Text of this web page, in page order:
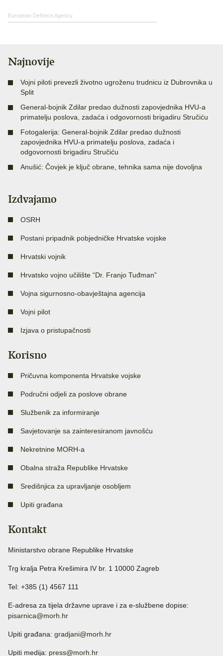
European Defence Agency
Najnovije
Vojni piloti prevezli životno ugroženu trudnicu iz Dubrovnika u
Split
General-bojnik Zdilar predao dužnosti zapovjednika HVU-a
primatelju poslova, zadaća i odgovornosti brigadiru Stručiću
Fotogalerija: General-bojnik Zdilar predao dužnosti
zapovjednika HVU-a primatelju poslova, zadaća i
odgovornosti brigadiru Stručiću
Anušić: Čovjek je ključ obrane, tehnika sama nije dovoljna
Izdvajamo
OSRH
Postani pripadnik pobjedničke Hrvatske vojske
Hrvatski vojnik
Hrvatsko vojno učilište “Dr. Franjo Tuđman”
Vojna sigurnosno-obavještajna agencija
Vojni pilot
Izjava o pristupačnosti
Korisno
Pričuvna komponenta Hrvatske vojske
Područni odjeli za poslove obrane
Službenik za informiranje
Savjetovanje sa zainteresiranom javnošću
Nekretnine MORH-a
Obalna straža Republike Hrvatske
Središnjica za upravljanje osobljem
Upiti građana
Kontakt
Ministarstvo obrane Republike Hrvatske
Trg kralja Petra Krešimira IV br. 1 10000 Zagreb
Tel: +385 (1) 4567 111
E-adresa za tijela državne uprave i za e-službene dopise:
pisarnica@morh.hr
Upiti građana: gradjani@morh.hr
Upiti medija: press@morh.hr